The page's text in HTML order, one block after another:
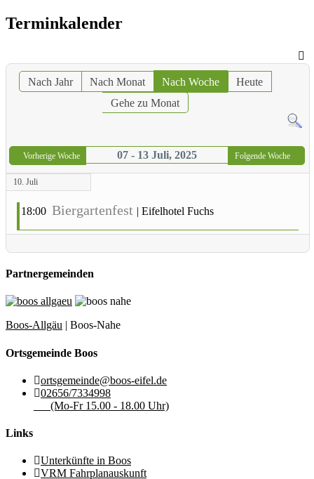
Terminkalender
Nach Jahr Nach Monat Nach Woche
Heute
Gehe zu Monat
Vorherige Woche 07 - 13 Juli, 2025 Folgende Woche
10. Juli
18:00 Biergartenfest | Eifelhotel Fuchs
Partnergemeinden
Boos-Allgäu | Boos-Nahe
Ortsgemeinde Boos
ortsgemeinde@boos-eifel.de
02656/7334998
(Mo-Fr 15.00 - 18.00 Uhr)
Links
Unterkünfte in Boos
VRM Fahrplanauskunft